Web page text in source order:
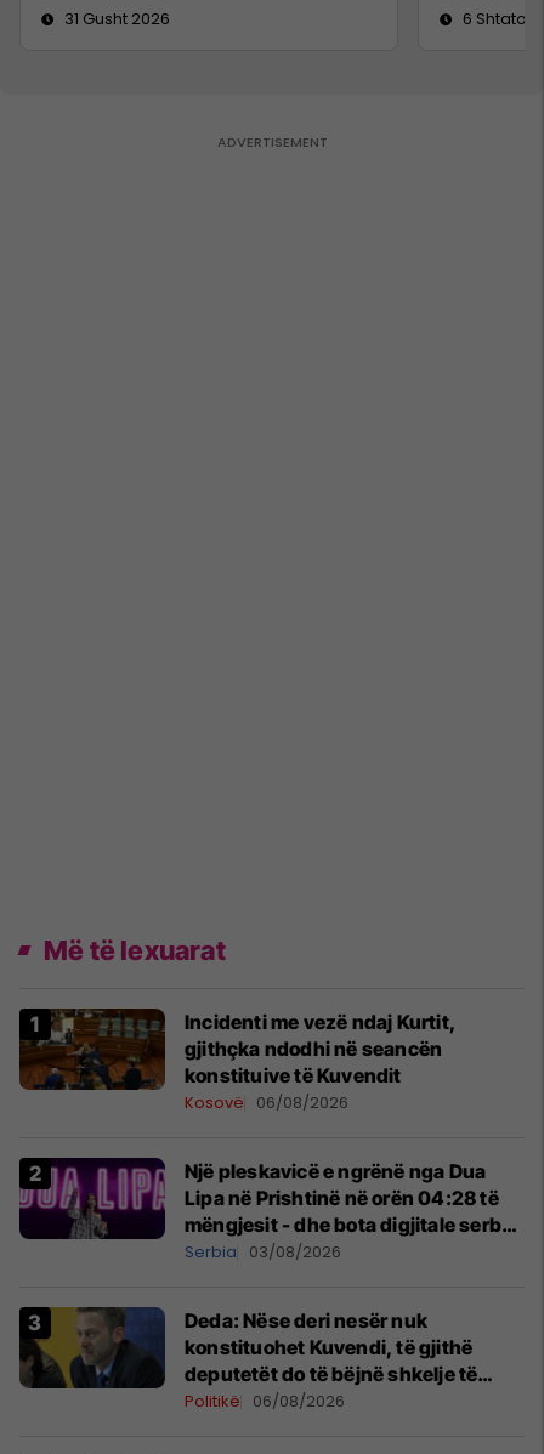
31 Gusht 2026
6 Shtator
Më të lexuarat
Incidenti me vezë ndaj Kurtit,
gjithçka ndodhi në seancën
konstituive të Kuvendit
Kosovë 06/08/2026
Një pleskavicë e ngrënë nga Dua
Lipa në Prishtinë në orën 04:28 të
mëngjesit - dhe bota digjitale serbe
shpall gjendjen e luftës
Serbia 03/08/2026
Deda: Nëse deri nesër nuk
konstituohet Kuvendi, të gjithë
deputetët do të bëjnë shkelje të
rëndë kushtetuese
Politikë 06/08/2026